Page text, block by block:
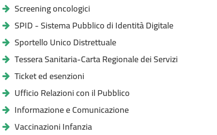
Screening oncologici
SPID - Sistema Pubblico di Identità Digitale
Sportello Unico Distrettuale
Tessera Sanitaria-Carta Regionale dei Servizi
Ticket ed esenzioni
Ufficio Relazioni con il Pubblico
Informazione e Comunicazione
Vaccinazioni Infanzia